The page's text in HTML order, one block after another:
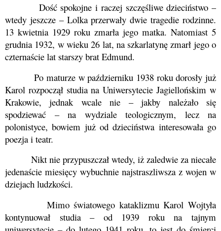
Dość spokojne i raczej szczęśliwe dzieciństwo –
wtedy jeszcze – Lolka przerwały dwie tragedie rodzinne.
13 kwietnia 1929 roku zmarła jego matka. Natomiast 5
grudnia 1932, w wieku 26 lat, na szkarlatynę zmarł jego o
czternaście lat starszy brat Edmund.
Po maturze w październiku 1938 roku dorosły już
Karol rozpoczął studia na Uniwersytecie Jagiellońskim w
Krakowie, jednak wcale nie – jakby należało się
spodziewać – na wydziale teologicznym, lecz na
polonistyce, bowiem już od dzieciństwa interesowała go
poezja i teatr.
Nikt nie przypuszczał wtedy, iż zaledwie za niecałe
jedenaście miesięcy wybuchnie najstraszliwsza z wojen w
dziejach ludzkości.
Mimo światowego kataklizmu Karol Wojtyła
kontynuował studia – od 1939 roku na tajnym